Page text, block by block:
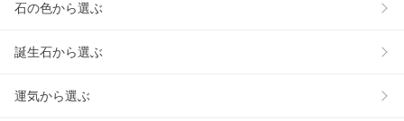
石の色から選ぶ
誕生石から選ぶ
運気から選ぶ